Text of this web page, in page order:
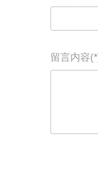
留言内容